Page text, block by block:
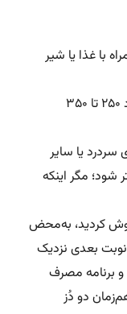
با غذا یا شیر
این دارو را با یک لیوان کامل آب (حدود ۲۵۰ تا ۳۵۰
سردرد یا سایر
از ۷ روز بیشتر شود؛ مگر اینکه
کردید، به‌محض
نوبت بعدی نزدیک
و برنامه مصرف
دو دُز